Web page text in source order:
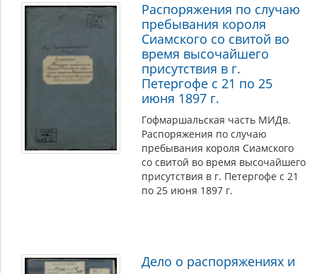
Распоряжения по случаю
пребывания короля
Сиамского со свитой во
время высочайшего
присутствия в г.
Петергофе с 21 по 25
июня 1897 г.
Гофмаршальская часть МИДв.
Распоряжения по случаю
пребывания короля Сиамского
со свитой во время высочайшего
присутствия в г. Петергофе с 21
по 25 июня 1897 г.
Дело о распоряжениях и